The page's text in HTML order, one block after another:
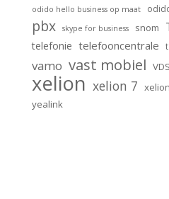
odido hello business op maat
pbx skype for business snom
telefonie telefooncentrale
vamo vast mobiel
xelion xelion 7
yealink